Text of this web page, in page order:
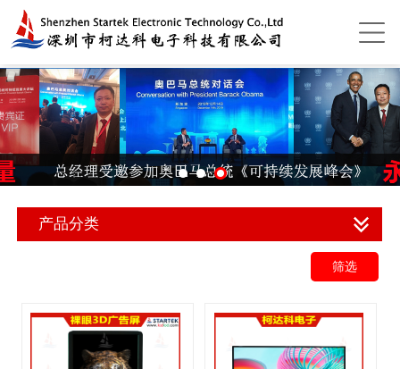
产品分类
筛选